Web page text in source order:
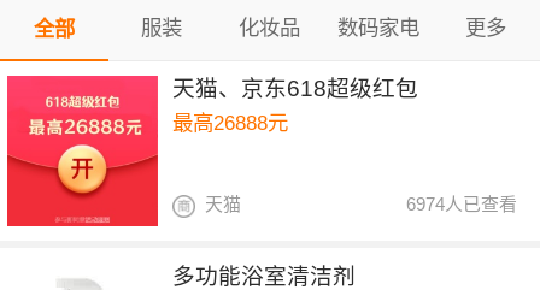
全部 服装 化妆品 数码家电 更多
天猫、京东618超级红包
最高26888元
6974人已查看
天猫
多功能浴室清洁剂